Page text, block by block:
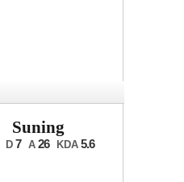
Suning
D 7 A 26 KDA 5.6